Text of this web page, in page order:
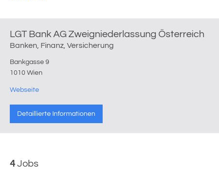
LGT Bank AG Zweigniederlassung Österreich
Banken, Finanz, Versicherung
Bankgasse 9
1010 Wien
Webseite
Detaillierte Informationen
4 Jobs